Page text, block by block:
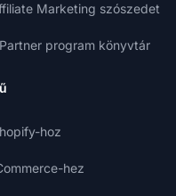
Marketing szószedet
Partner program könyvtár
hoz
hez